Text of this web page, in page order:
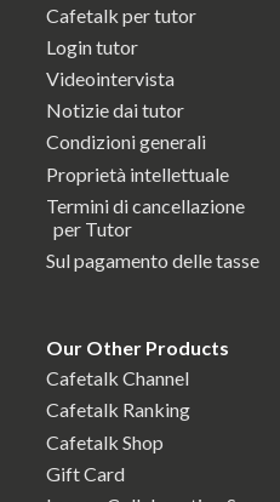
Cafetalk per tutor
Login tutor
Videointervista
Notizie dai tutor
Condizioni generali
Proprietà intellettuale
Termini di cancellazione
per Tutor
Sul pagamento delle tasse
Our Other Products
Cafetalk Channel
Cafetalk Ranking
Cafetalk Shop
Gift Card